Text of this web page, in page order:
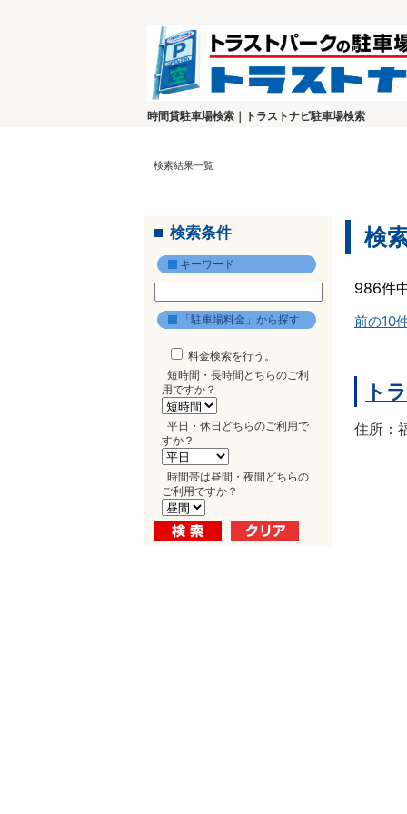
時間貸駐車場検索｜トラストナビ駐車場検索
検索結果一覧
検索条件
キーワード
「駐車場料金」から探す
料金検索を行う。
短時間・長時間どちらのご利
用ですか？
平日・休日どちらのご利用で
すか？
時間帯は昼間・夜間どちらの
ご利用ですか？
検
986件
前の10
ト
住所：